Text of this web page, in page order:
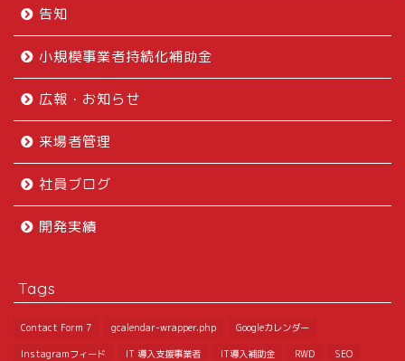
告知
小規模事業者持続化補助金
広報・お知らせ
来場者管理
社員ブログ
開発実績
Tags
Contact Form 7 gcalendar-wrapper.php Googleカレンダー
Instagramフィード IT 導入支援事業者 IT導入補助金 RWD SEO